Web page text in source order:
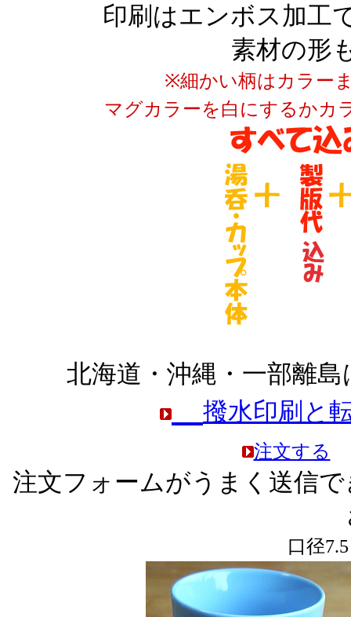
印刷はエンボス加工
素材の形
※細かい柄はカラー
マグカラーを白にするかカ
北海道・沖縄・一部離
撥水印刷と
注文する
注文フォームがうまく送信
口径